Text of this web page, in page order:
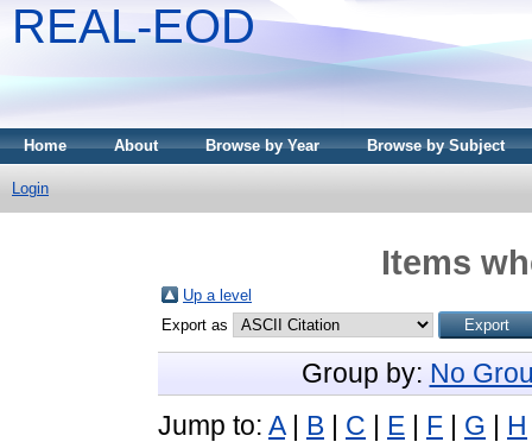
REAL-EOD
Home About Browse by Year Browse by Subject
Login
Items
Up a level
Export as
Group by: No
Jump to: A| B | C | E | F | G | H